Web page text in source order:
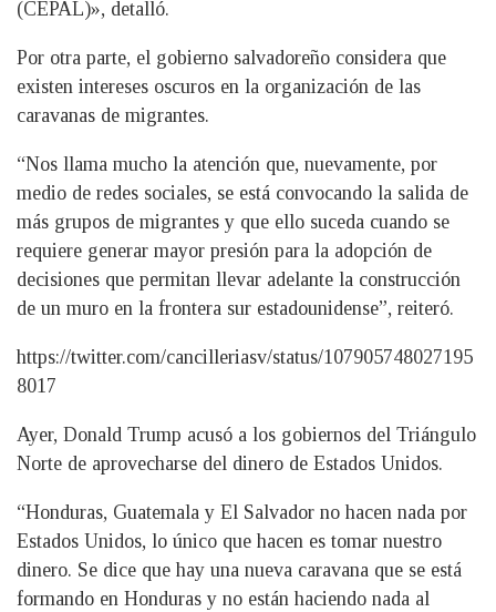
(CEPAL)», detalló.
Por otra parte, el gobierno salvadoreño considera que
existen intereses oscuros en la organización de las
caravanas de migrantes.
“Nos llama mucho la atención que, nuevamente, por
medio de redes sociales, se está convocando la salida de
más grupos de migrantes y que ello suceda cuando se
requiere generar mayor presión para la adopción de
decisiones que permitan llevar adelante la construcción
de un muro en la frontera sur estadounidense”, reiteró.
https://twitter.com/cancilleriasv/status/107905748027195
8017
Ayer, Donald Trump acusó a los gobiernos del Triángulo
Norte de aprovecharse del dinero de Estados Unidos.
“Honduras, Guatemala y El Salvador no hacen nada por
Estados Unidos, lo único que hacen es tomar nuestro
dinero. Se dice que hay una nueva caravana que se está
formando en Honduras y no están haciendo nada al